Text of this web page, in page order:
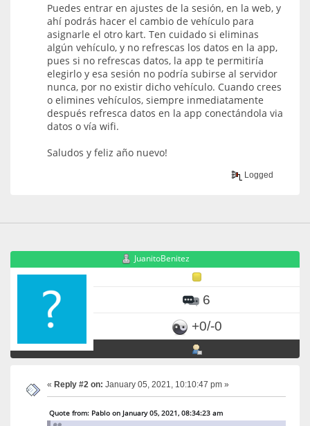
Puedes entrar en ajustes de la sesión, en la web, y
ahí podrás hacer el cambio de vehículo para
asignarle el otro kart. Ten cuidado si eliminas
algún vehículo, y no refrescas los datos en la app,
pues si no refrescas datos, la app te permitiría
elegirlo y esa sesión no podría subirse al servidor
nunca, por no existir dicho vehículo. Cuando crees
o elimines vehículos, siempre inmediatamente
después refresca datos en la app conectándola via
datos o vía wifi.
Saludos y feliz año nuevo!
Logged
JuanitoBenitez
6
+0/-0
« Reply #2 on: January 05, 2021, 10:10:47 pm »
Quote from: Pablo on January 05, 2021, 08:34:23 am